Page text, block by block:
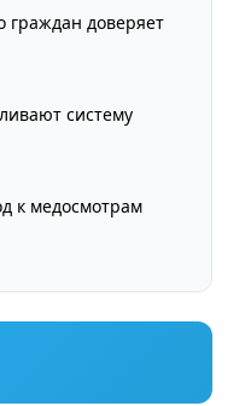
доверяет
систему
к медосмотрам